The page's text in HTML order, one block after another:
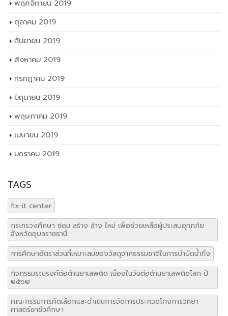
พฤศจิกายน 2019
ตุลาคม 2019
กันยายน 2019
สิงหาคม 2019
กรกฎาคม 2019
มิถุนายน 2019
พฤษภาคม 2019
เมษายน 2019
มกราคม 2019
TAGS
fix-it center
กระทรวงศึกษา ซ่อม สร้าง ล้าง ใหม่ เพื่อช่วยเหลือผู้ประสบอุทกภัย
จังหวัดอุบลราชธานี
การศึกษาอัตราส่วนที่เหมาะสมของวัสดุจากธรรมชาติในการบำบัดน้ำทิ้ง
กิจกรรมรณรงค์ต่อต้านยาเสพติด เนื่องในวันต่อต้านยาเสพติดโลก ปี
๒๕๖๒
คณะกรรมการคัดเลือกและดำเนินการจัดการประกวดโคงการวิทยา
ศาสตร์อาชีวศึกษา